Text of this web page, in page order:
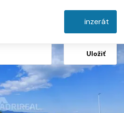
inzerát
Uložiť